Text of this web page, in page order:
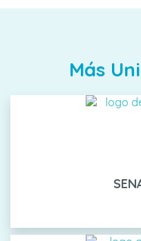
Más